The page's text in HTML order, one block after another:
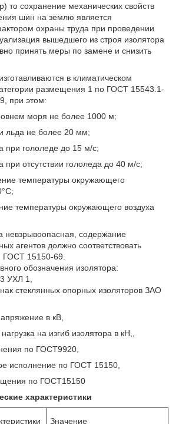
то сохранение механических свойств
шин на землю является
охраны труда при проведении
вышедшего из строя изолятора
принять меры по замене и снизить
в климатическом
размещения 1 по ГОСТ 15543.1-
при этом:
моря не более 1000 м;
льда не более 20 мм;
при гололеде до 15 м/с;
при отсутствии гололеда до 40 м/с;
температуры окружающего
температуры окружающего воздуха
содержание
агентов должно соответствовать
15150-69.
обозначения изолятора:
УХЛ 1,
стеклянных опорных изоляторов ЗАО
в кВ,
на изгиб изолятора в кН,,
по ГОСТ9920,
исполнение по ГОСТ 15150,
по ГОСТ15150
характеристики
Значение